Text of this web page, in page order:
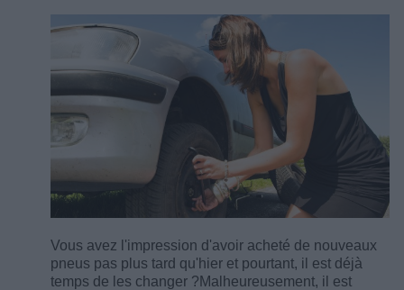
Vous avez l'impression d'avoir acheté de nouveaux
pneus pas plus tard qu'hier et pourtant, il est déjà
temps de les changer ? Malheureusement, il est